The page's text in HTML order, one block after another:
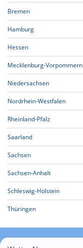
Bremen
Hamburg
Hessen
Mecklenburg-Vorpommern
Niedersachsen
Nordrhein-Westfalen
Rheinland-Pfalz
Saarland
Sachsen
Sachsen-Anhalt
Schleswig-Holstein
Thüringen